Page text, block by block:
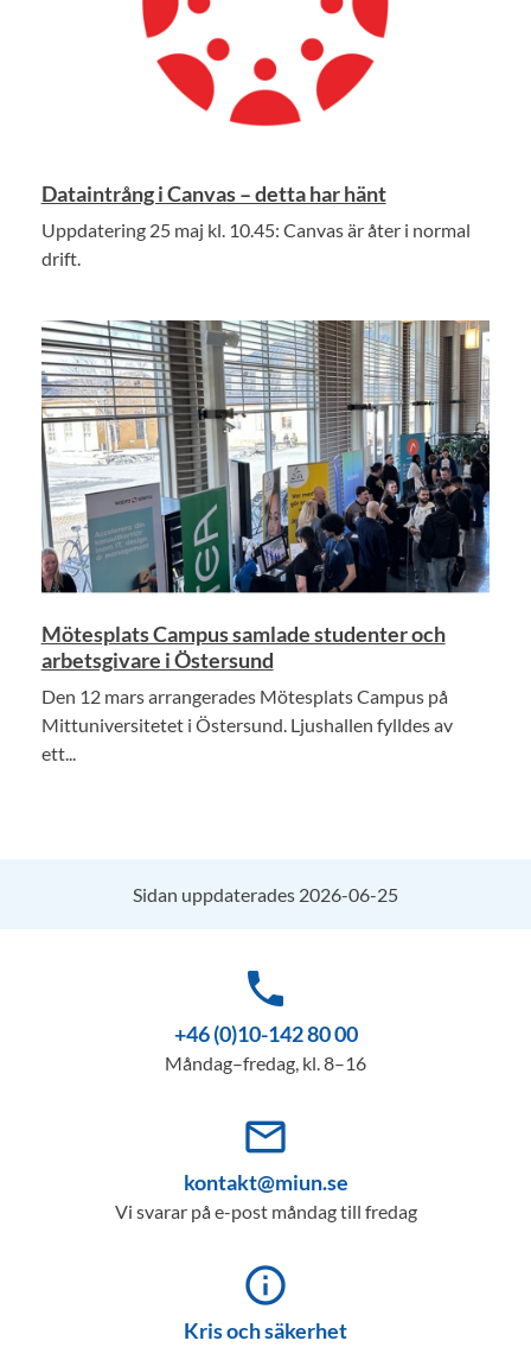
Dataintrång i Canvas – detta har hänt
Uppdatering 25 maj kl. 10.45: Canvas är åter i normal
drift.
Mötesplats Campus samlade studenter och
arbetsgivare i Östersund
Den 12 mars arrangerades Mötesplats Campus på
Mittuniversitetet i Östersund. Ljushallen fylldes av
ett...
Sidan uppdaterades 2026-06-25
phone
+46 (0)10-142 80 00
Måndag–fredag, kl. 8–16
mail_outline
kontakt@miun.se
Vi svarar på e-post måndag till fredag
info_outline
Kris och säkerhet